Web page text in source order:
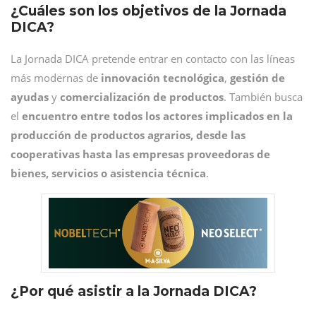
¿Cuáles son los objetivos de la Jornada
DICA?
La Jornada DICA pretende entrar en contacto con las líneas
más modernas de innovación tecnológica, gestión de
ayudas y comercialización de productos. También busca
el encuentro entre todos los actores implicados en la
producción de productos agrarios, desde las
cooperativas hasta las empresas proveedoras de
bienes, servicios o asistencia técnica.
¿Por qué asistir a la Jornada DICA?